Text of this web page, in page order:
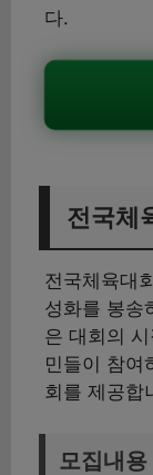
다.
전국체
전국체육대
성화를 봉송
은 대회의
민들이 참여
회를 제공합
모집내용